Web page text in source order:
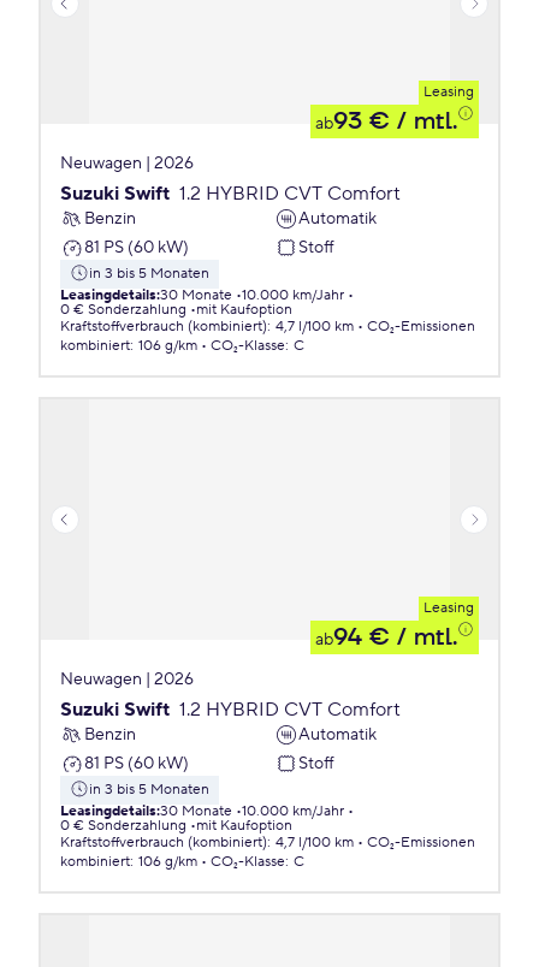
Leasing
ab93 € / mtl.
Neuwagen | 2026
Suzuki Swift 1.2 HYBRID CVT Comfort
Benzin
Automatik
81 PS (60 kW)
Stoff
in 3 bis 5 Monaten
Leasingdetails:30 Monate 10.000 km/Jahr
0 € Sonderzahlung
mit Kaufoption
Kraftstoffverbrauch (kombiniert): 4,7 l/100 km
CO₂-Emissionen
kombiniert: 106 g/km CO₂-Klasse: C
Leasing
ab94 € / mtl.
Neuwagen | 2026
Suzuki Swift 1.2 HYBRID CVT Comfort
Benzin
Automatik
81 PS (60 kW)
Stoff
in 3 bis 5 Monaten
Leasingdetails:30 Monate 10.000 km/Jahr
0 € Sonderzahlung
mit Kaufoption
Kraftstoffverbrauch (kombiniert): 4,7 l/100 km
CO₂-Emissionen
kombiniert: 106 g/km CO₂-Klasse: C